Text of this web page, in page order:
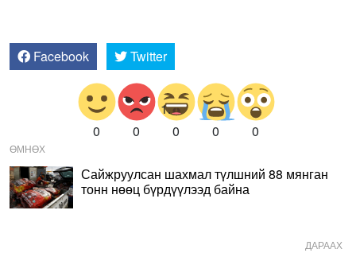
Facebook Twitter
0 0 0 0 0
ӨМНӨХ
Сайжруулсан шахмал түлшний 88 мянган
тонн нөөц бүрдүүлээд байна
ДАРААХ